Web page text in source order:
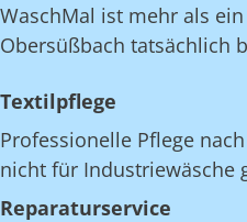
WaschMal ist mehr als
Obersüßbach tatsächlich
Textilpflege
Professionelle Pflege
nicht für Industriewäsche
Reparaturservice